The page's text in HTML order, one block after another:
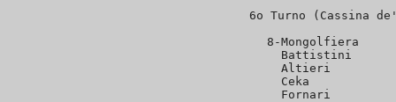
6o Turno (Cassina
8-Mongolfiera
Battistini
Altieri
Ceka
Fornari